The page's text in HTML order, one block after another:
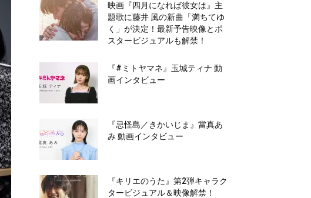
映画『四月になれば彼女は』主
題歌に藤井 風の新曲「満ちてゆ
く」が決定！最新予告映像とポ
スタービジュアルも解禁！
『#ミトヤマネ』玉城ティナ 動
画インタビュー
『忌怪島／きかいじま』當真あ
み 動画インタビュー
『キリエのうた』第2弾キャラク
タービジュアル＆映像解禁！